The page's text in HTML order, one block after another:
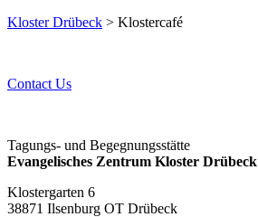
Kloster Drübeck > Klostercafé
Contact Us
Tagungs- und Begegnungsstätte
Evangelisches Zentrum Kloster Drübeck
Klostergarten 6
38871 Ilsenburg OT Drübeck